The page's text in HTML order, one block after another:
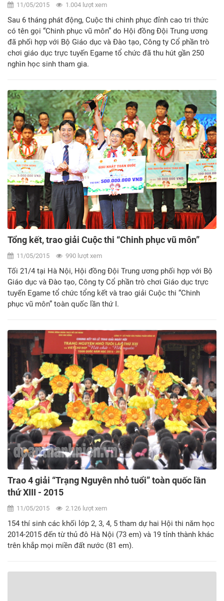
11/05/2015 1.004 lượt xem
Sau 6 tháng phát động, Cuộc thi chinh phục đỉnh cao tri thức
có tên gọi “Chinh phục vũ môn” do Hội đồng Đội Trung ương
đã phối hợp với Bộ Giáo dục và Đào tạo, Công ty Cổ phần trò
chơi giáo dục trực tuyến Egame tổ chức đã thu hút gần 250
nghìn học sinh tham gia.
Tổng kết, trao giải Cuộc thi “Chinh phục vũ môn”
11/05/2015 990 lượt xem
Tối 21/4 tại Hà Nội, Hội đồng Đội Trung ương phối hợp với Bộ
Giáo dục và Đào tạo, Công ty Cổ phần trò chơi Giáo dục trực
tuyến Egame tổ chức tổng kết và trao giải Cuộc thi “Chinh
phục vũ môn” toàn quốc lần thứ I.
Trao 4 giải “Trạng Nguyên nhỏ tuổi” toàn quốc lần
thứ XIII - 2015
11/05/2015 2.126 lượt xem
154 thí sinh các khối lớp 2, 3, 4, 5 tham dự hai Hội thi năm học
2014-2015 đến từ thủ đô Hà Nội (73 em) và 19 tỉnh thành khác
trên khắp mọi miền đất nước (81 em).